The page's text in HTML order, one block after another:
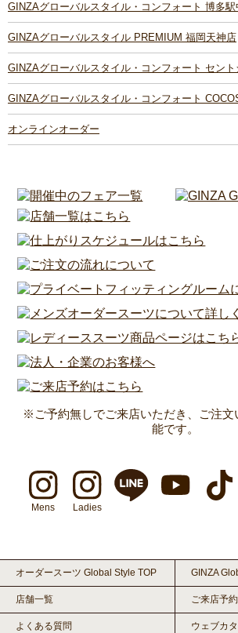
GINZAグローバルスタイル・コンフォート 博多
GINZAグローバルスタイル PREMIUM 福岡天神店
GINZAグローバルスタイル・コンフォート セン
GINZAグローバルスタイル・コンフォート
オンラインオーダー
※ご予約無しでご来店いただき、ご注文
能です。
Mens Ladies
オーダースーツ Global Style TOP GINZA
店舗一覧 ご来店予約
よくある質問 ウェブカ